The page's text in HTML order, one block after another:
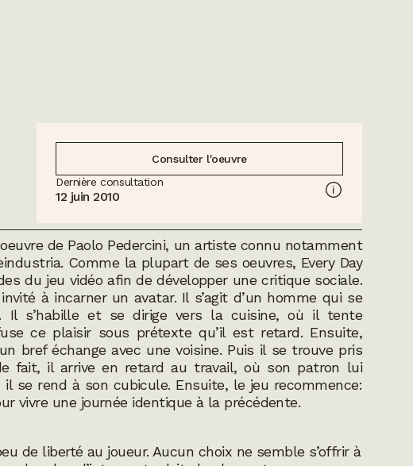
Consulter l'oeuvre
Dernière consultation
12 juin 2010
de Paolo Pedercini, un artiste connu notamment
Comme la plupart de ses oeuvres, Every Day
du jeu vidéo afin de développer une critique sociale.
à incarner un avatar. Il s’agit d’un homme qui se
Il s’habille et se dirige vers la cuisine, où il tente
ce plaisir sous prétexte qu’il est retard. Ensuite,
bref échange avec une voisine. Puis il se trouve pris
fait, il arrive en retard au travail, où son patron lui
se rend à son cubicule. Ensuite, le jeu recommence:
vivre une journée identique à la précédente.
de liberté au joueur. Aucun choix ne semble s’offrir à